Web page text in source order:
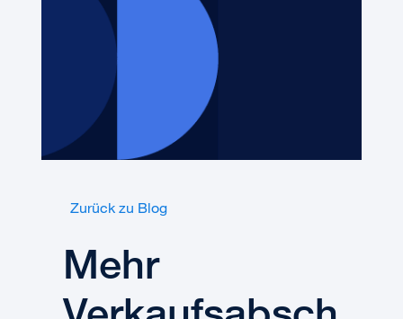
Zurück zu Blog
Mehr